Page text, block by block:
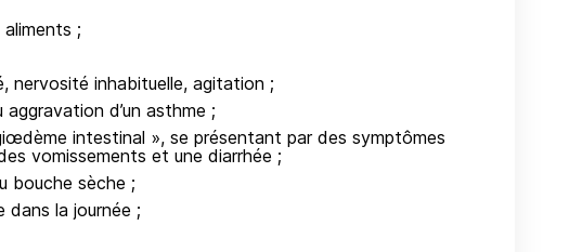
;
nervosité inhabituelle, agitation ;
d’un asthme ;
intestinal », se présentant par des symptômes
vomissements et une diarrhée ;
bouche sèche ;
dans la journée ;